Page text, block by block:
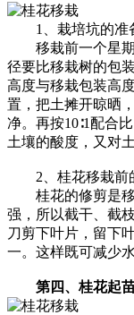
1、栽培坑的准
移栽前一个星期
径要比移栽树的包
高度与移栽包装高
置，把土摊开晾晒
净。再按10∶1配合
土壤的酸度，又对
2、桂花移栽前
桂花的修剪是移
强，所以截干、截
刀剪下叶片，留下
一。这样既可减少
第四、桂花起